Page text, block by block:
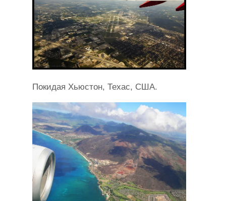
Покидая Хьюстон, Техас, США.